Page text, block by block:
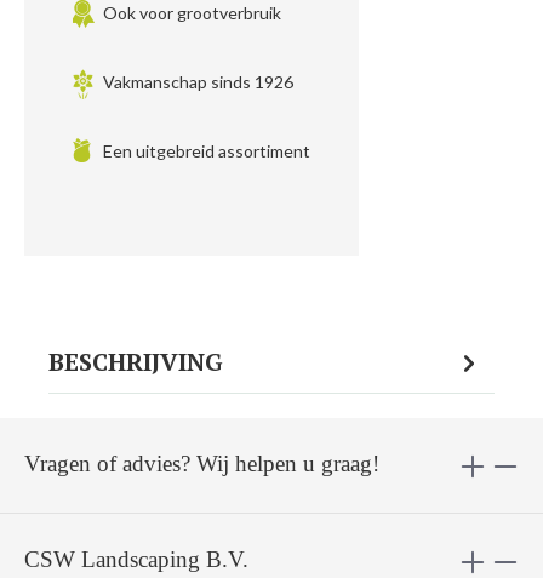
Ook voor grootverbruik
Vakmanschap sinds 1926
Een uitgebreid assortiment
BESCHRIJVING
CSW Landscaping B.V.
Vragen of advies? Wij helpen u graag!